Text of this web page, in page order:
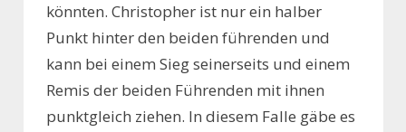
könnten. Christopher ist nur ein halber
Punkt hinter den beiden führenden und
kann bei einem Sieg seinerseits und einem
Remis der beiden Führenden mit ihnen
punktgleich ziehen. In diesem Falle gäbe es